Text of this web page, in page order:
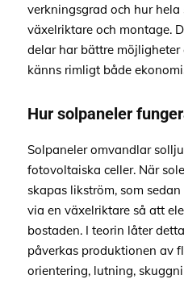
verkningsgrad och hur hela
växelriktare och montage.
delar har bättre
känns rimligt både
Hur solpaneler
Solpaneler omvandlar
fotovoltaiska celler. När
skapas likström, som
via en växelriktare så att
bostaden. I teorin låter
påverkas produktionen av
orientering, lutning,